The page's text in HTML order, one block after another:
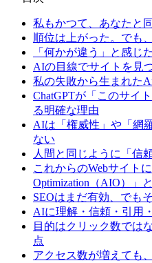
私もかつて、あなたと
順位は上がった。でも
「何かが違う」と感じ
AIの目線でサイトを見
私の失敗から生まれた
ChatGPTが「このサイ
る明確な理由
AIは「権威性」や「網
ない
人間と同じように「信
これからのWebサイト
Optimization（AIO）」
SEOはまだ有効、でも
AIに理解・信頼・引用
目的はクリック数では
点
アクセス数が増えても